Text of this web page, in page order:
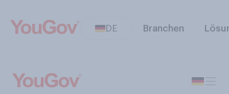
DE Branchen